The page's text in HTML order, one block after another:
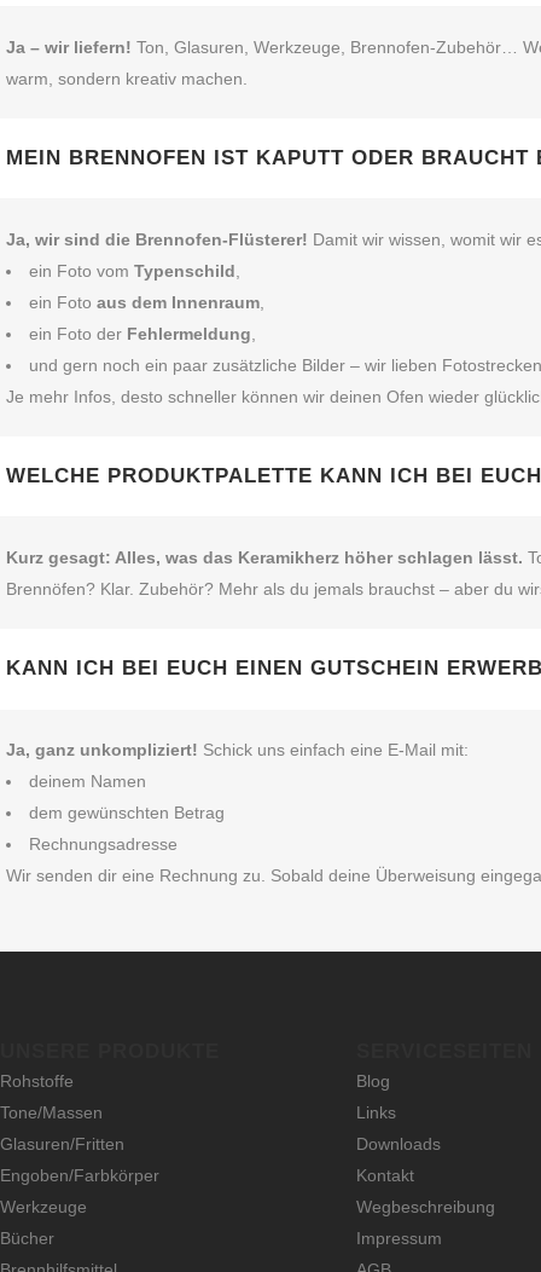
Ja – wir liefern! Ton, Glasuren, Werkzeuge, Brennofen‑Zubehör…
warm, sondern kreativ machen.
MEIN BRENNOFEN IST KAPUTT ODER
Ja, wir sind die Brennofen‑Flüsterer! Damit wir wissen, womit wir
ein Foto vom Typenschild,
ein Foto aus dem Innenraum,
ein Foto der Fehlermeldung,
und gern noch ein paar zusätzliche Bilder – wir lieben
Je mehr Infos, desto schneller können wir deinen Ofen wieder
WELCHE PRODUKTPALETTE KANN ICH BEI
Kurz gesagt: Alles, was das Keramikherz höher schlagen lässt.
Brennöfen? Klar. Zubehör? Mehr als du jemals brauchst – aber du
KANN ICH BEI EUCH EINEN GUTSCHEIN
Ja, ganz unkompliziert! Schick uns einfach eine E‑Mail mit:
deinem Namen
dem gewünschten Betrag
Rechnungsadresse
Wir senden dir eine Rechnung zu. Sobald deine Überweisung
Rohstoffe
Tone/Massen
Glasuren/Fritten
Engoben/Farbkörper
Werkzeuge
Bücher
Blog
Links
Downloads
Kontakt
Wegbeschreibung
Impressum